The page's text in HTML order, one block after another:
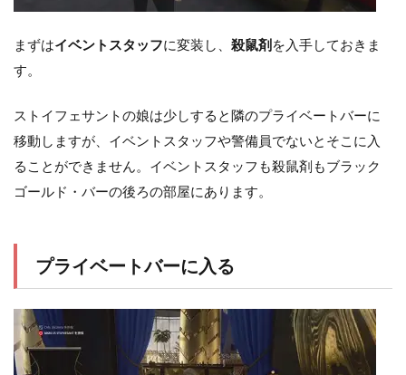
まずはイベントスタッフに変装し、 殺鼠剤を入手しておきま
す。
ストイフェサントの娘は少しすると隣のプライベートバーに
移動しますが、イベントスタッフや警備員でないとそこに入
ることができません。イベントスタッフも殺鼠剤もブラック
ゴールド・バーの後ろの部屋にあります。
プライベートバーに入る